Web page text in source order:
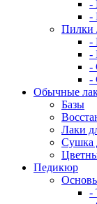
-
-
Пилки
-
-
-
-
Обычные
Базы
Лаки
Сушка
Педикюр
-